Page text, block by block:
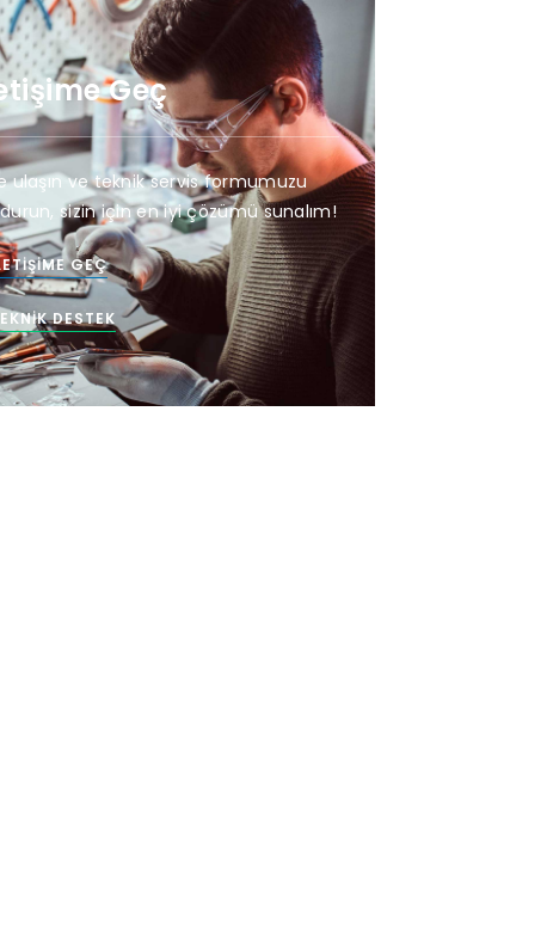
Geç
ulaşın ve teknik servis formumuzu
sizin için en iyi çözümü sunalım!
GEÇ
DESTEK